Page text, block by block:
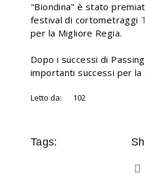
"Biondina" è stato
festival di cortometraggi
per la Migliore Regia.
Dopo i successi di
importanti successi per la
Letto da: 102
Tags: